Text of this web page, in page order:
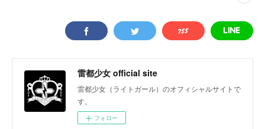
雷都少女 official site
雷都少女（ライトガール）のオフィシャルサイトで
す。
フォロー